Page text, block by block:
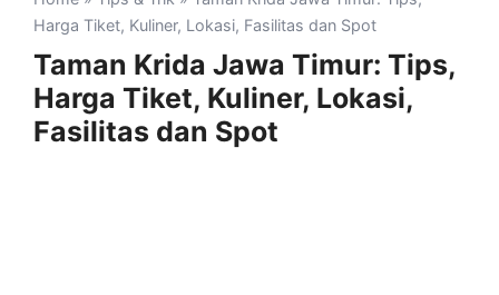
Harga Tiket, Kuliner, Lokasi, Fasilitas dan Spot
Taman Krida Jawa Timur: Tips,
Harga Tiket, Kuliner, Lokasi,
Fasilitas dan Spot